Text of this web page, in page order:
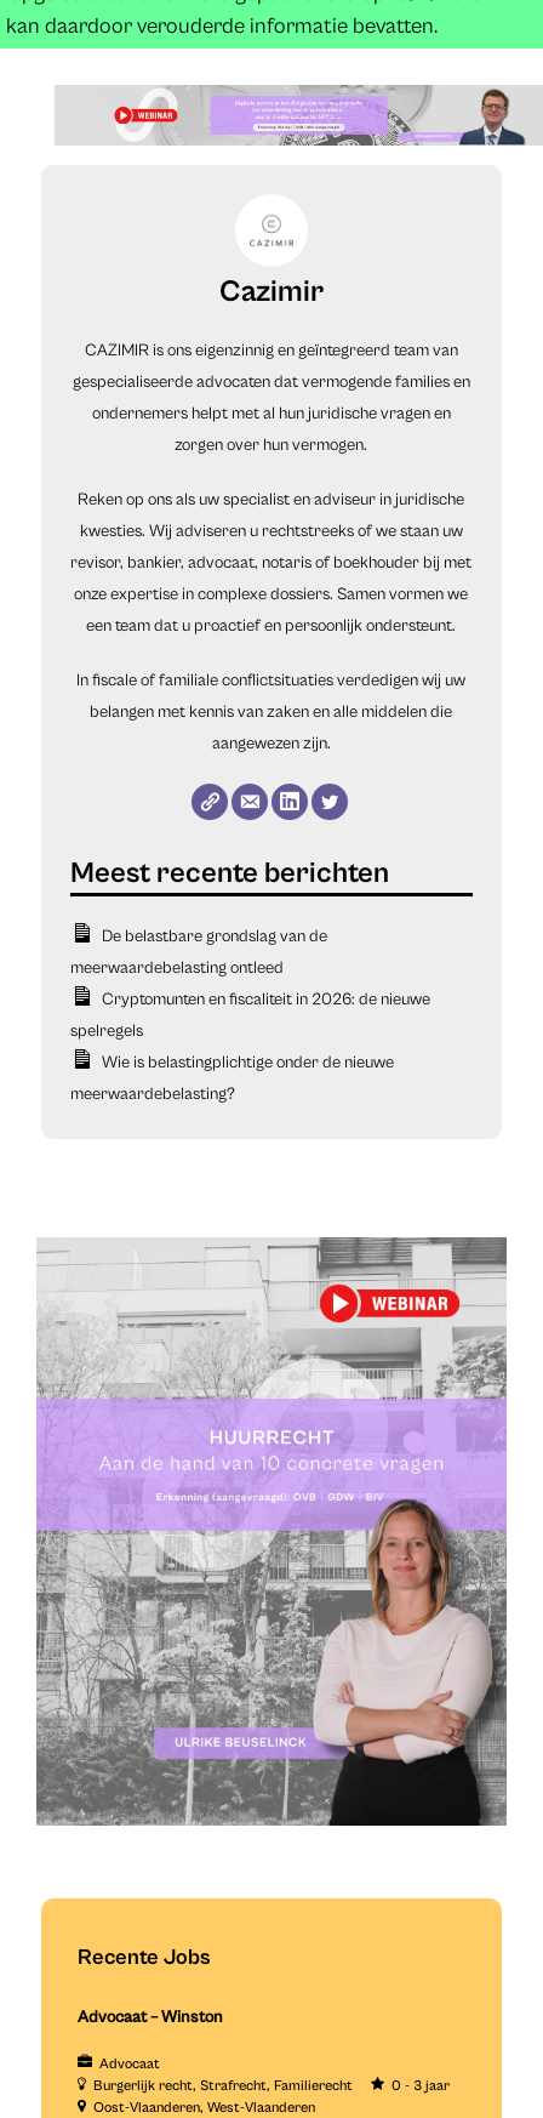
kan daardoor verouderde informatie bevatten.
Cazimir
CAZIMIR is ons eigenzinnig en geïntegreerd team van
gespecialiseerde advocaten dat vermogende families en
ondernemers helpt met al hun juridische vragen en
zorgen over hun vermogen.
Reken op ons als uw specialist en adviseur in juridische
kwesties. Wij adviseren u rechtstreeks of we staan uw
revisor, bankier, advocaat, notaris of boekhouder bij met
onze expertise in complexe dossiers. Samen vormen we
een team dat u proactief en persoonlijk ondersteunt.
In fiscale of familiale conflictsituaties verdedigen wij uw
belangen met kennis van zaken en alle middelen die
aangewezen zijn.
De belastbare grondslag van de
meerwaardebelasting ontleed
Cryptomunten en fiscaliteit in 2026: de nieuwe
spelregels
Wie is belastingplichtige onder de nieuwe
meerwaardebelasting?
Recente Jobs
Advocaat – Winston
Advocaat
Burgerlijk recht Strafrecht Familierecht
0 - 3 jaar
Oost-Vlaanderen West-Vlaanderen